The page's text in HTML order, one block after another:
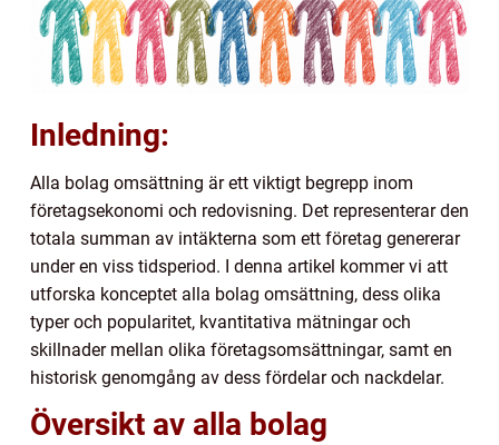
Inledning:
Alla bolag omsättning är ett viktigt begrepp inom
företagsekonomi och redovisning. Det representerar den
totala summan av intäkterna som ett företag genererar
under en viss tidsperiod. I denna artikel kommer vi att
utforska konceptet alla bolag omsättning, dess olika
typer och popularitet, kvantitativa mätningar och
skillnader mellan olika företagsomsättningar, samt en
historisk genomgång av dess fördelar och nackdelar.
Översikt av alla bolag